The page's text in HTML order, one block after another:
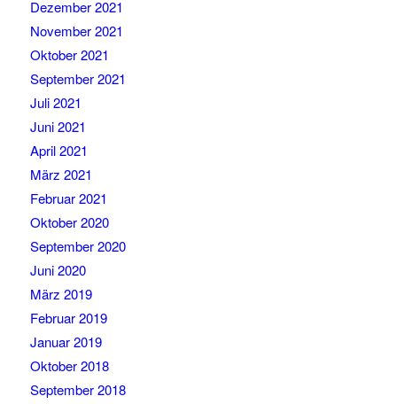
Dezember 2021
November 2021
Oktober 2021
September 2021
Juli 2021
Juni 2021
April 2021
März 2021
Februar 2021
Oktober 2020
September 2020
Juni 2020
März 2019
Februar 2019
Januar 2019
Oktober 2018
September 2018